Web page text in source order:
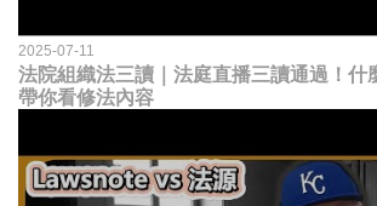
2025-07-11
法院組織法三讀｜法庭直播三讀通過！什
帶你看修法內容